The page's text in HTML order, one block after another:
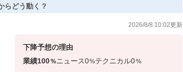
らどう動く？
2026/8/8 10:02更新
下降予想の理由
業績100%ニュース0%テクニカル0%